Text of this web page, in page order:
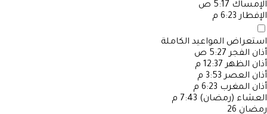
الإمساك 5:17 ص
الإفطار 6:23 م
استعراض المواعيد الكاملة
أذان الفجر 5:27 ص
أذان الظهر 12:37 م
أذان العصر 3:53 م
أذان المغرب 6:23 م
العشاء (رمضان) 7:43 م
رمضان 26